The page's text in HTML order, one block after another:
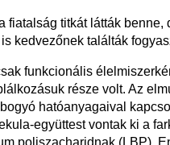
fiatalság titkát látták
kedvezőnek találták
funkcionális
része volt. Az
hatóanyagaival
együttest vontak ki a
poliszacharidnak (LBP).